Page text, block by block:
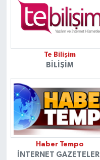
Te Bilişim
BILIŞIM
Haber Tempo
İNTERNET GAZETELERI